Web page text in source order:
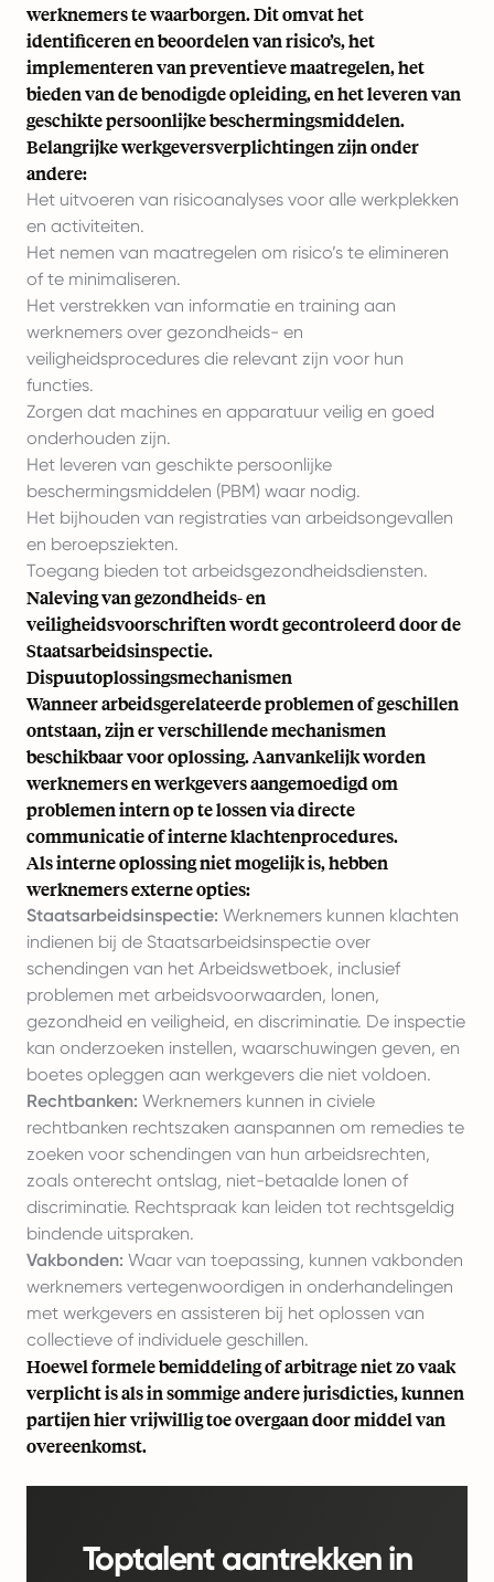
werknemers te waarborgen. Dit omvat het
identificeren en beoordelen van risico’s, het
implementeren van preventieve maatregelen, het
bieden van de benodigde opleiding, en het leveren van
geschikte persoonlijke beschermingsmiddelen.
Belangrijke werkgeversverplichtingen zijn onder
andere:
Het uitvoeren van risicoanalyses voor alle werkplekken
en activiteiten.
Het nemen van maatregelen om risico’s te elimineren
of te minimaliseren.
Het verstrekken van informatie en training aan
werknemers over gezondheids- en
veiligheidsprocedures die relevant zijn voor hun
functies.
Zorgen dat machines en apparatuur veilig en goed
onderhouden zijn.
Het leveren van geschikte persoonlijke
beschermingsmiddelen (PBM) waar nodig.
Het bijhouden van registraties van arbeidsongevallen
en beroepsziekten.
Toegang bieden tot arbeidsgezondheidsdiensten.
Naleving van gezondheids- en
veiligheidsvoorschriften wordt gecontroleerd door de
Staatsarbeidsinspectie.
Dispuutoplossingsmechanismen
Wanneer arbeidsgerelateerde problemen of geschillen
ontstaan, zijn er verschillende mechanismen
beschikbaar voor oplossing. Aanvankelijk worden
werknemers en werkgevers aangemoedigd om
problemen intern op te lossen via directe
communicatie of interne klachtenprocedures.
Als interne oplossing niet mogelijk is, hebben
werknemers externe opties:
Staatsarbeidsinspectie: Werknemers kunnen klachten
indienen bij de Staatsarbeidsinspectie over
schendingen van het Arbeidswetboek, inclusief
problemen met arbeidsvoorwaarden, lonen,
gezondheid en veiligheid, en discriminatie. De inspectie
kan onderzoeken instellen, waarschuwingen geven, en
boetes opleggen aan werkgevers die niet voldoen.
Rechtbanken: Werknemers kunnen in civiele
rechtbanken rechtszaken aanspannen om remedies te
zoeken voor schendingen van hun arbeidsrechten,
zoals onterecht ontslag, niet-betaalde lonen of
discriminatie. Rechtspraak kan leiden tot rechtsgeldig
bindende uitspraken.
Vakbonden: Waar van toepassing, kunnen vakbonden
werknemers vertegenwoordigen in onderhandelingen
met werkgevers en assisteren bij het oplossen van
collectieve of individuele geschillen.
Hoewel formele bemiddeling of arbitrage niet zo vaak
verplicht is als in sommige andere jurisdicties, kunnen
partijen hier vrijwillig toe overgaan door middel van
overeenkomst.
Toptalent aantrekken in